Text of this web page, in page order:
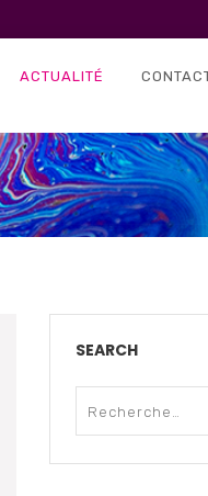
ACTUALITÉ
SEARCH